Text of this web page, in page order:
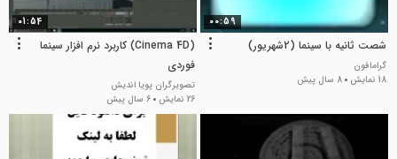
00:59
شصت ثانیه با سینما (2شهریور)
گرامافون
18 نمایش
8 سال پیش
01:54
(Cinema 4D) کاربرد نرم افزار سینما
فوردی
تصویرگران پویا اندیش
26 نمایش
6 سال پیش